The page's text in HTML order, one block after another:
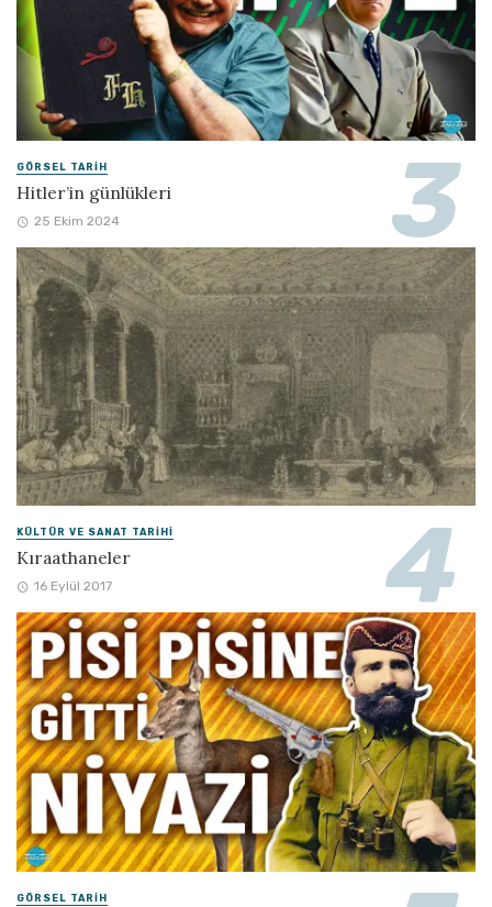
GÖRSEL TARIH
Hitler’in günlükleri
25 Ekim 2024
KÜLTÜR VE SANAT TARIHI
Kıraathaneler
16 Eylül 2017
GÖRSEL TARIH